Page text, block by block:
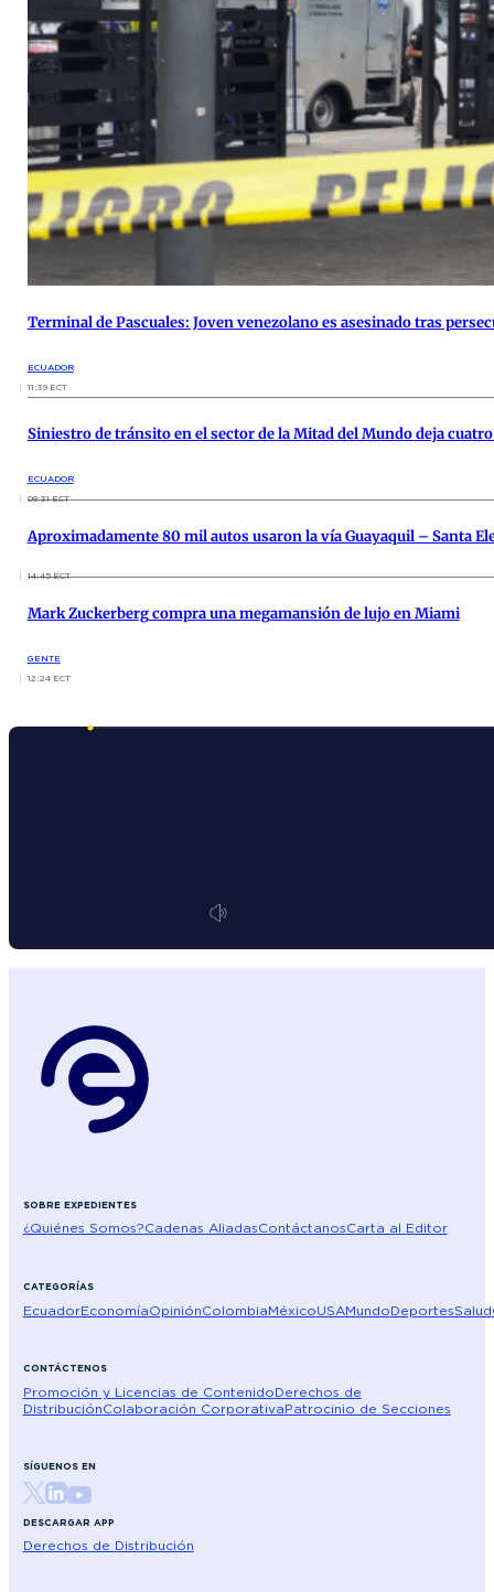
Terminal de Pascuales: Joven venezolano es asesinado tras
ECUADOR
11:39 ECT
Siniestro de tránsito en el sector de la Mitad del Mundo deja
ECUADOR
09:31 ECT
Aproximadamente 80 mil autos usaron la vía Guayaquil – Santa
14:45 ECT
Mark Zuckerberg compra una megamansión de lujo en Miami
GENTE
12:24 ECT
SOBRE EXPEDIENTES
¿Quiénes Somos?Cadenas AliadasContáctanosCarta al Editor
CATEGORÍAS
EcuadorEconomíaOpiniónColombiaMéxicoUSAMundoDeportesSalud
CONTÁCTENOS
Promoción y Licencias de ContenidoDerechos de
DistribuciónColaboración CorporativaPatrocinio de Secciones
SÍGUENOS EN
DESCARGAR APP
Derechos de Distribución